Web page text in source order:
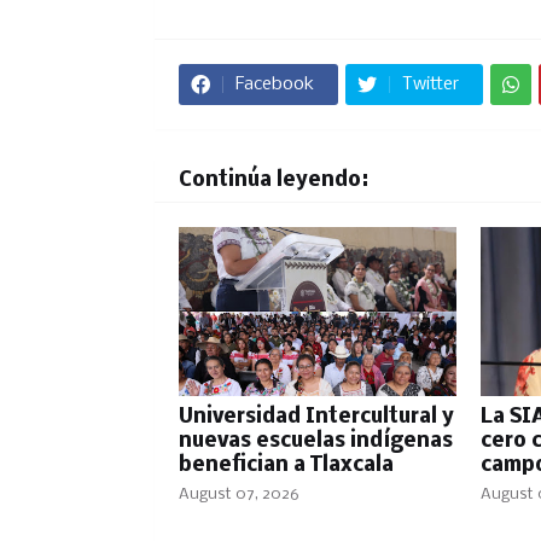
Facebook Twitter
Continúa leyendo:
Universidad Intercultural y
nuevas escuelas indígenas
benefician a Tlaxcala
August 07, 2026
La
cero
August